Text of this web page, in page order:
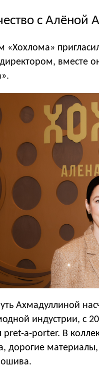
с Алёной
«Хохлома»
вместе
Ахмадуллиной
индустрии, с
a-porter. В
дорогие